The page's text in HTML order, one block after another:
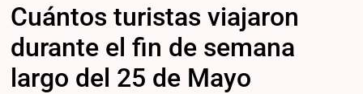
Cuántos turistas viajaron
durante el fin de semana
largo del 25 de Mayo